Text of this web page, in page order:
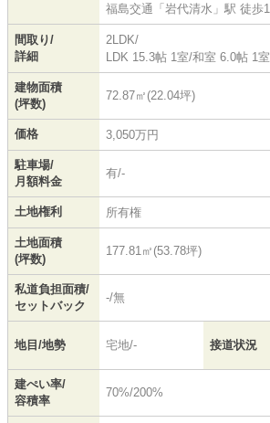
福島交通 「 岩代清水 」駅 徒歩
間取り/
詳細
2LDK/
LDK 15.3帖 1室/和室 6.0帖 1室
建物面積
(坪数)
72.87㎡(22.04坪)
価格 3,050万円
駐車場/
月額料金
有/-
土地権利 所有権
土地面積
(坪数)
177.81㎡(53.78坪)
私道負担面積/
セットバック
-/無
地目/地勢 宅地/- 接道状況
建ぺい率/
容積率
70%/200%